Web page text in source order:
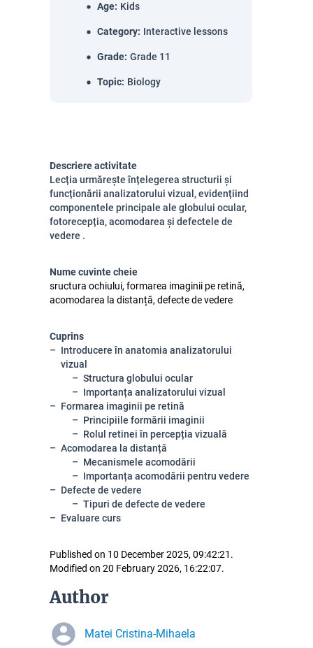
Age: Kids
Category: Interactive lessons
Grade: Grade 11
Topic: Biology
Descriere activitate
Lecția urmărește înțelegerea structurii și
funcționării analizatorului vizual, evidențiind
componentele principale ale globului ocular,
fotorecepția, acomodarea și defectele de
vedere .
Nume cuvinte cheie
sructura ochiului, formarea imaginii pe retină,
acomodarea la distanță, defecte de vedere
Cuprins
Introducere în anatomia analizatorului
vizual
Structura globului ocular
Importanța analizatorului vizual
Formarea imaginii pe retină
Principiile formării imaginii
Rolul retinei în percepția vizuală
Acomodarea la distanță
Mecanismele acomodării
Importanța acomodării pentru vedere
Defecte de vedere
Tipuri de defecte de vedere
Evaluare curs
Published on 10 December 2025, 09:42:21.
Modified on 20 February 2026, 16:22:07.
Author
Matei Cristina-Mihaela